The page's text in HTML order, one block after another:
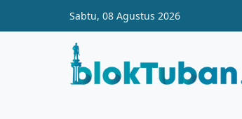
Sabtu, 08 Agustus 2026